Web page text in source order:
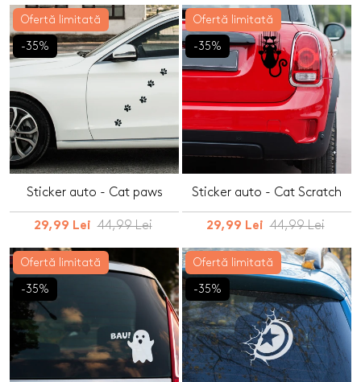
Ofertă limitată
-35%
Sticker auto - Cat paws
29,99 Lei 44,99 Lei
Ofertă limitată
-35%
Sticker auto - Cat Scratch
29,99 Lei 44,99 Lei
Ofertă limitată
-35%
Ofertă limitată
-35%